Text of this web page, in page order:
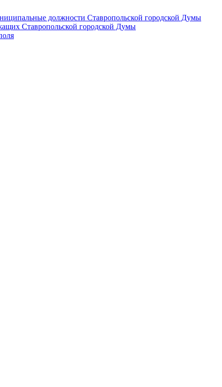
должности Ставропольской городской Думы
Ставропольской городской Думы